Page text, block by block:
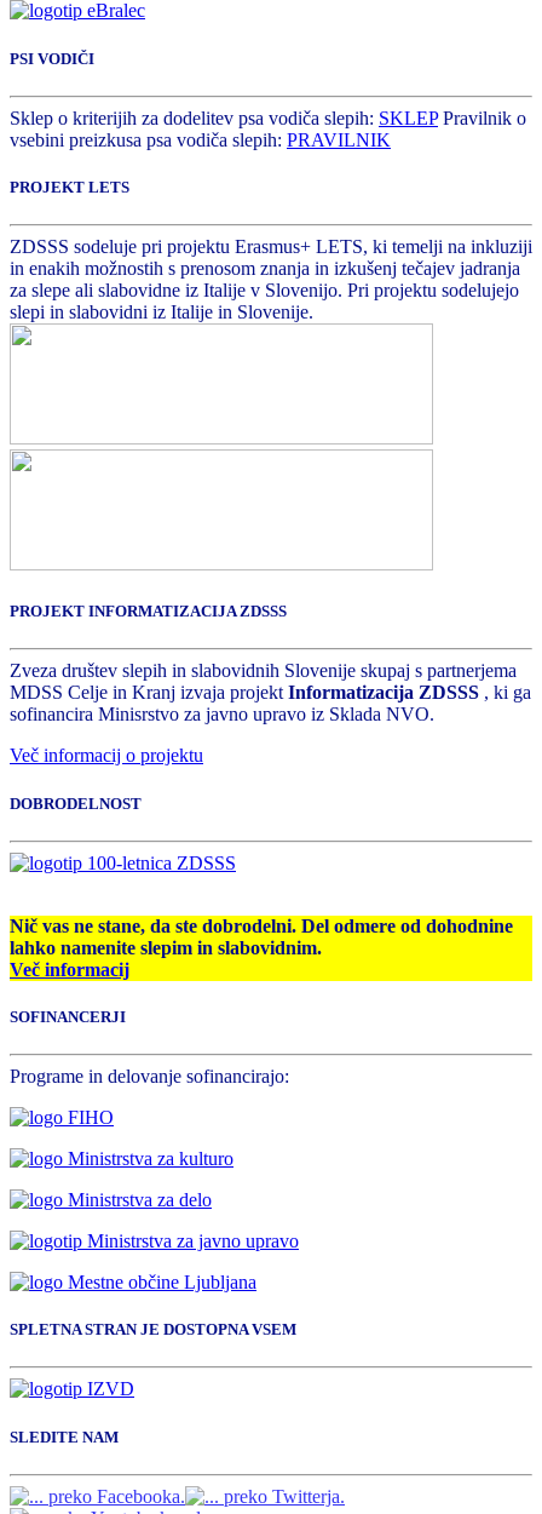
PSI VODIČI
Sklep o kriterijih za dodelitev psa vodiča slepih: SKLEPPravilnik o
vsebini preizkusa psa vodiča slepih: PRAVILNIK
PROJEKT LETS
ZDSSS sodeluje pri projektu Erasmus+ LETS, ki temelji na inkluziji
in enakih možnostih s prenosom znanja in izkušenj tečajev jadranja
za slepe ali slabovidne iz Italije v Slovenijo. Pri projektu sodelujejo
slepi in slabovidni iz Italije in Slovenije.
PROJEKT INFORMATIZACIJA ZDSSS
Zveza društev slepih in slabovidnih Slovenije skupaj s partnerjema
MDSS Celje in Kranj izvaja projektInformatizacija ZDSSS , ki ga
sofinancira Minisrstvo za javno upravo iz Sklada NVO.
Več informacij o projektu
DOBRODELNOST
Nič vas ne stane, da ste dobrodelni. Del odmere od dohodnine
lahko namenite slepim in slabovidnim.
Več informacij
SOFINANCERJI
Programe in delovanje sofinancirajo:
SPLETNA STRAN JE DOSTOPNA VSEM
SLEDITE NAM